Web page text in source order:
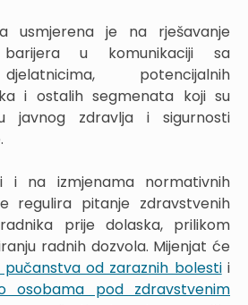
usmjerena je na rješavanje
u komunikaciji sa
potencijalnih
i ostalih segmenata koji su
javnog zdravlja i sigurnosti
i na izmjenama normativnih
regulira pitanje zdravstvenih
prije dolaska, prilikom
radnih dozvola. Mijenjat će
pučanstva od zaraznih bolestii
osobama pod zdravstvenim